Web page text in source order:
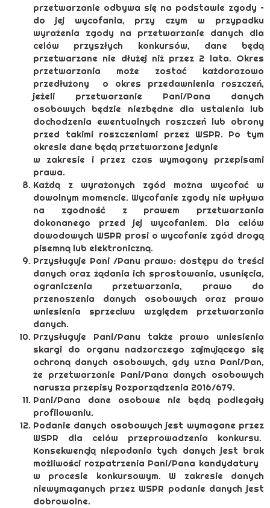
przetwarzanie odbywa się na podstawie zgody –
do jej wycofania, przy czym w przypadku
wyrażenia zgody na przetwarzanie danych dla
celów przyszłych konkursów, dane będą
przetwarzane nie dłużej niż przez 2 lata. Okres
przetwarzania może zostać każdorazowo
przedłużony o okres przedawnienia roszczeń,
jeżeli przetwarzanie Pani/Pana danych
osobowych będzie niezbędne dla ustalenia lub
dochodzenia ewentualnych roszczeń lub obrony
przed takimi roszczeniami przez WSPR. Po tym
okresie dane będą przetwarzane jedynie
w zakresie i przez czas wymagany przepisami
prawa.
Każdą z wyrażonych zgód można wycofać w
dowolnym momencie. Wycofanie zgody nie wpływa
na zgodność z prawem przetwarzania
dokonanego przed jej wycofaniem. Dla celów
dowodowych WSPR prosi o wycofanie zgód drogą
pisemną lub elektroniczną.
Przysługuje Pani /Panu prawo: dostępu do treści
danych oraz żądania ich sprostowania, usunięcia,
ograniczenia przetwarzania, prawo do
przenoszenia danych osobowych oraz prawo
wniesienia sprzeciwu względem przetwarzania
danych.
Przysługuje Pani/Panu także prawo wniesienia
skargi do organu nadzorczego zajmującego się
ochroną danych osobowych, gdy uzna Pani/Pan,
że przetwarzanie Pani/Pana danych osobowych
narusza przepisy Rozporządzenia 2016/679.
Pani/Pana dane osobowe nie będą podlegały
profilowaniu.
Podanie danych osobowych jest wymagane przez
WSPR dla celów przeprowadzenia konkursu.
Konsekwencją niepodania tych danych jest brak
możliwości rozpatrzenia Pani/Pana kandydatury
w procesie konkursowym. W zakresie danych
niewymaganych przez WSPR podanie danych jest
dobrowolne.